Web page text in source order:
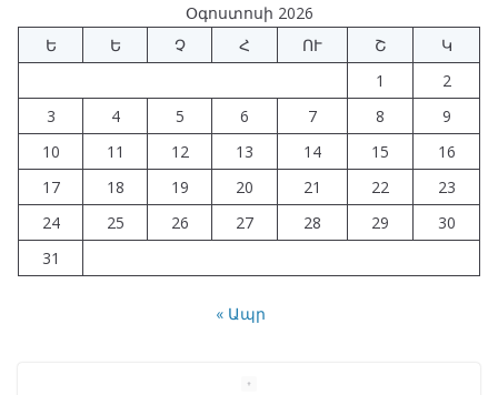
Օգոստոսի 2026
Ե
Ե Չ Հ ՈՒ Շ
Կ
1
2
3
4 5 6 7 8
9
10
11 12 13 14 15
16
17
18 19 20 21 22
23
24
25 26 27 28 29
30
31
« Ապր